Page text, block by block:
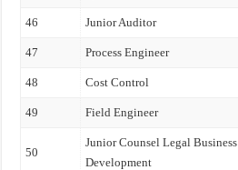
46 Junior Auditor
47 Process Engineer
48 Cost Control
49 Field Engineer
50
Junior Counsel Legal Business
Development